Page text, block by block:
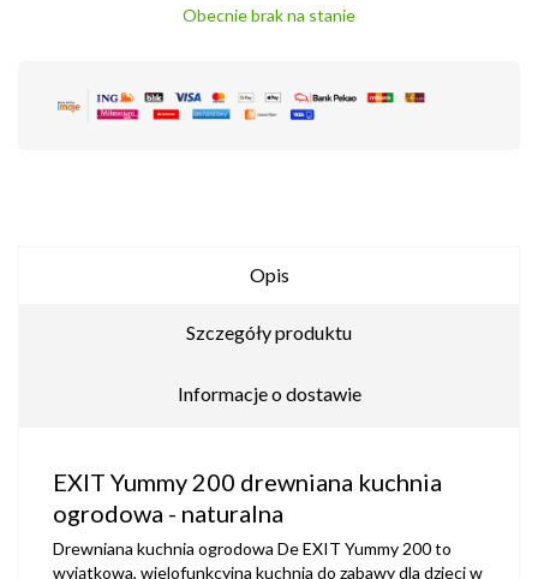
Obecnie brak na stanie
Opis
Szczegóły produktu
Informacje o dostawie
EXIT Yummy 200 drewniana kuchnia
ogrodowa - naturalna
Drewniana kuchnia ogrodowa De EXIT Yummy 200 to
wyjątkowa, wielofunkcyjna kuchnia do zabawy dla dzieci w